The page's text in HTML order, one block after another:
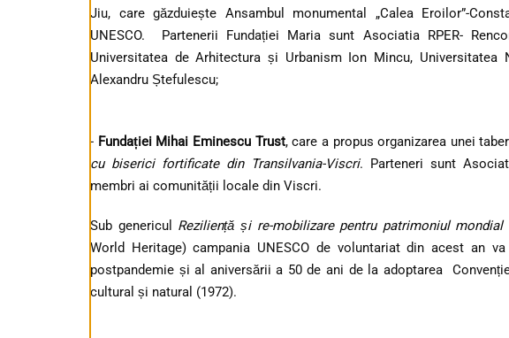
Jiu, care găzduiește Ansambul monumental „Calea Eroilor”-
UNESCO. Partenerii Fundației Maria sunt Asociatia RPER-
Universitatea de Arhitectura și Urbanism Ion Mincu, Universitatea
Alexandru Ștefulescu;
- Fundației Mihai Eminescu Trust, care a propus organizarea unei
cu biserici fortificate din Transilvania-Viscri. Parteneri sunt
membri ai comunității locale din Viscri.
Sub genericul Reziliență și re-mobilizare pentru patrimoniul mondial
World Heritage) campania UNESCO de voluntariat din acest an
postpandemie și al aniversării a 50 de ani de la adoptarea
cultural și natural (1972).